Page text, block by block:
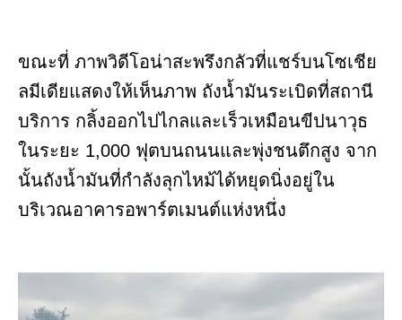
ขณะที่ ภาพวิดีโอน่าสะพรึงกลัวที่แชร์บนโซเชีย
ลมีเดียแสดงให้เห็นภาพ ถังน้ำมันระเบิดที่สถานี
บริการ กลิ้งออกไปไกลและเร็วเหมือนขีปนาวุธ
ในระยะ 1,000 ฟุตบนถนนและพุ่งชนตึกสูง จาก
นั้นถังน้ำมันที่กำลังลุกไหม้ได้หยุดนิ่งอยู่ใน
บริเวณอาคารอพาร์ตเมนต์แห่งหนึ่ง